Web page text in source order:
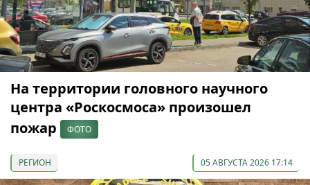
На территории головного научного
центра «Роскосмоса» произошел
пожар
ФОТО
РЕГИОН 05 АВГУСТА 2026 17:14